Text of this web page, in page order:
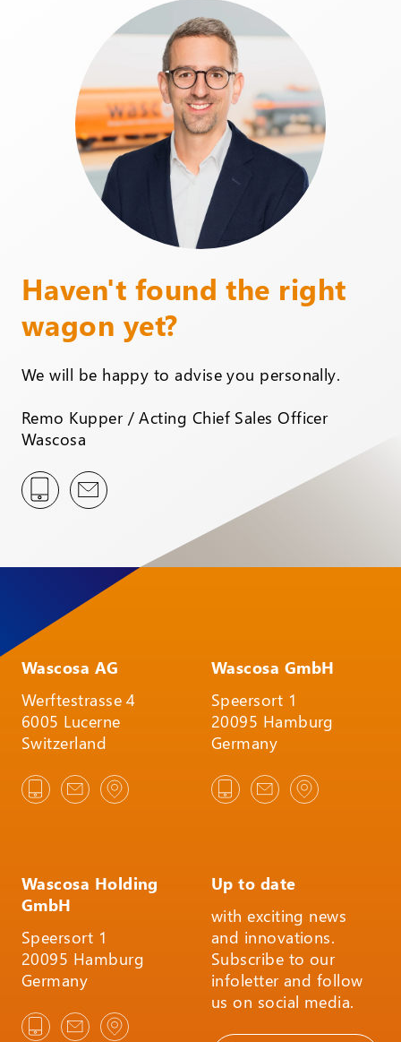
Haven't found the right
wagon yet?
We will be happy to advise you personally.
Remo Kupper / Acting Chief Sales Officer
Wascosa
Wascosa AG
Werftestrasse 4
6005 Lucerne
Switzerland
Wascosa GmbH
Speersort 1
20095 Hamburg
Germany
Wascosa Holding
GmbH
Speersort 1
20095 Hamburg
Germany
Up to date
with exciting news
and innovations.
Subscribe to our
infoletter and follow
us on social media.